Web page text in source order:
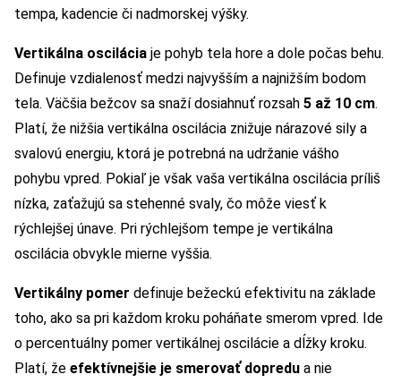
tempa, kadencie či nadmorskej výšky.
Vertikálna oscilácia je pohyb tela hore a dole počas behu.
Definuje vzdialenosť medzi najvyšším a najnižším bodom
tela. Väčšia bežcov sa snaží dosiahnuť rozsah 5 až 10 cm.
Platí, že nižšia vertikálna oscilácia znižuje nárazové sily a
svalovú energiu, ktorá je potrebná na udržanie vášho
pohybu vpred. Pokiaľ je však vaša vertikálna oscilácia príliš
nízka, zaťažujú sa stehenné svaly, čo môže viesť k
rýchlejšej únave. Pri rýchlejšom tempe je vertikálna
oscilácia obvykle mierne vyššia.
Vertikálny pomer definuje bežeckú efektivitu na základe
toho, ako sa pri každom kroku poháňate smerom vpred. Ide
o percentuálny pomer vertikálnej oscilácie a dĺžky kroku.
Platí, že efektívnejšie je smerovať dopredu a nie